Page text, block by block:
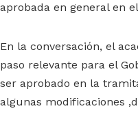
aprobada en general en
En la conversación, el
paso relevante para el
ser aprobado en la
algunas modificaciones